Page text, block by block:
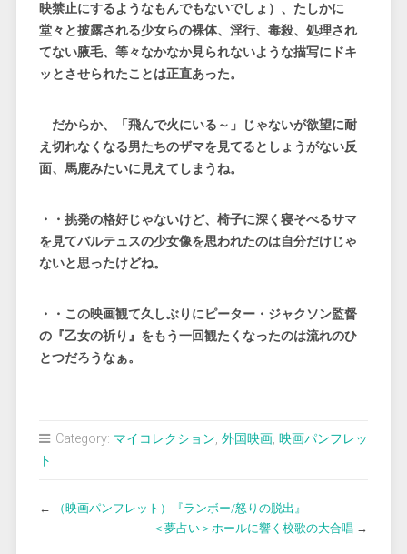
映禁止にするようなもんでもないでしょ）、たしかに
堂々と披露される少女らの裸体、淫行、毒殺、処理され
てない腋毛、等々なかなか見られないような描写にドキ
ッとさせられたことは正直あった。
だからか、「飛んで火にいる～」じゃないが欲望に耐
え切れなくなる男たちのザマを見てるとしょうがない反
面、馬鹿みたいに見えてしまうね。
・・挑発の格好じゃないけど、椅子に深く寝そべるサマ
を見てバルテュスの少女像を思われたのは自分だけじゃ
ないと思ったけどね。
・・この映画観て久しぶりにピーター・ジャクソン監督
の『乙女の祈り』をもう一回観たくなったのは流れのひ
とつだろうなぁ。
Category: マイコレクション, 外国映画, 映画パンフレッ
ト
←
（映画パンフレット）『ランボー/怒りの脱出』
＜夢占い＞ホールに響く校歌の大合唱 →